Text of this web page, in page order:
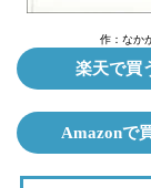
作：なか
楽天で買
Amazonで